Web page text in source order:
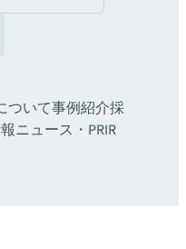
ついて事例紹介採
ニュース・PRIR